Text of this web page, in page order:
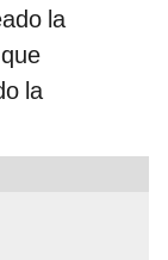
la
la